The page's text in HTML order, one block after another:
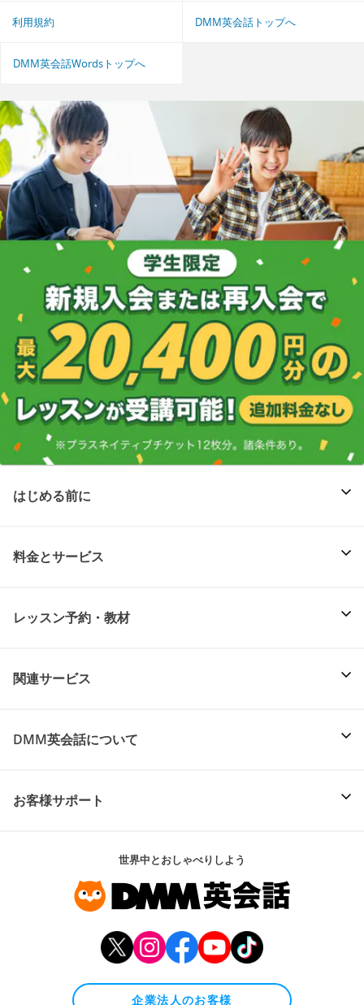
利用規約 DMM英会話トップへ
DMM英会話Wordsトップへ
はじめる前に
料金とサービス
レッスン予約・教材
関連サービス
DMM英会話について
お客様サポート
世界中とおしゃべりしよう
企業法人のお客様